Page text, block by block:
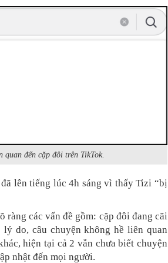
quan đến cặp đôi trên TikTok.
lên tiếng lúc 4h sáng vì thấy Tizi “bị
ràng các vấn đề gồm: cặp đôi đang cãi
do, câu chuyện không hề liên quan
hiện tại cả 2 vẫn chưa biết chuyện
nhật đến mọi người.